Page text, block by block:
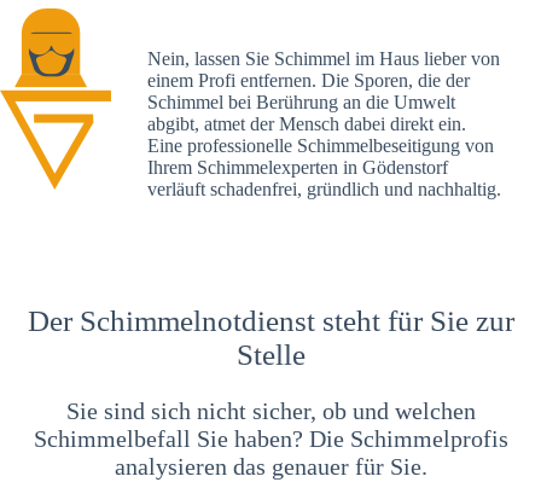
Nein, lassen Sie Schimmel im Haus lieber von
einem Profi entfernen. Die Sporen, die der
Schimmel bei Berührung an die Umwelt
abgibt, atmet der Mensch dabei direkt ein.
Eine professionelle Schimmelbeseitigung von
Ihrem Schimmelexperten in Gödenstorf
verläuft schadenfrei, gründlich und nachhaltig.
Der Schimmelnotdienst steht für Sie zur
Stelle
Sie sind sich nicht sicher, ob und welchen
Schimmelbefall Sie haben? Die Schimmelprofis
analysieren das genauer für Sie.